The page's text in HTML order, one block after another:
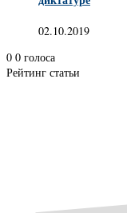
02.10.2019
0 0 голоса
Рейтинг статьи